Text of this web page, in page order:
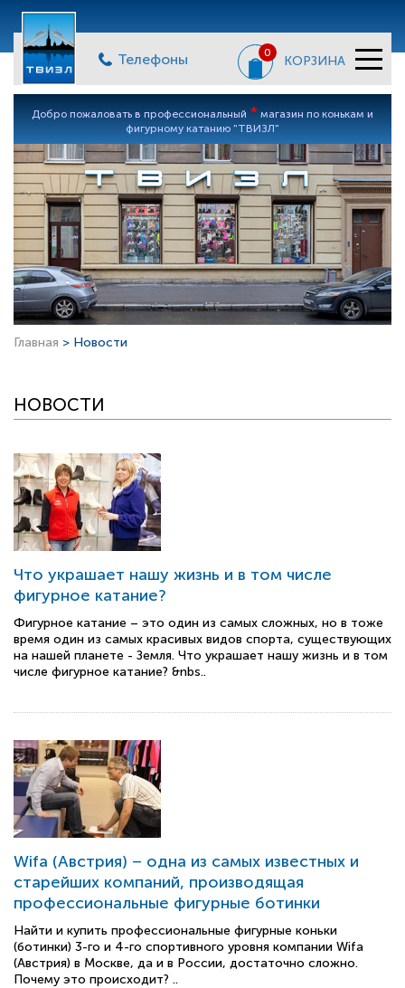
Телефоны 0
КОРЗИНА
Добро пожаловать в профессиональный * магазин по конькам и
фигурному катанию "ТВИЗЛ"
Главная > Новости
НОВОСТИ
Что украшает нашу жизнь и в том числе
фигурное катание?
Фигурное катание – это один из самых сложных, но в тоже
время один из самых красивых видов спорта, существующих
на нашей планете - Земля. Что украшает нашу жизнь и в том
числе фигурное катание? &nbs..
Wifa (Австрия) – одна из самых известных и
старейших компаний, производящая
профессиональные фигурные ботинки
Найти и купить профессиональные фигурные коньки
(ботинки) 3-го и 4-го спортивного уровня компании Wifa
(Австрия) в Москве, да и в России, достаточно сложно.
Почему это происходит? ..